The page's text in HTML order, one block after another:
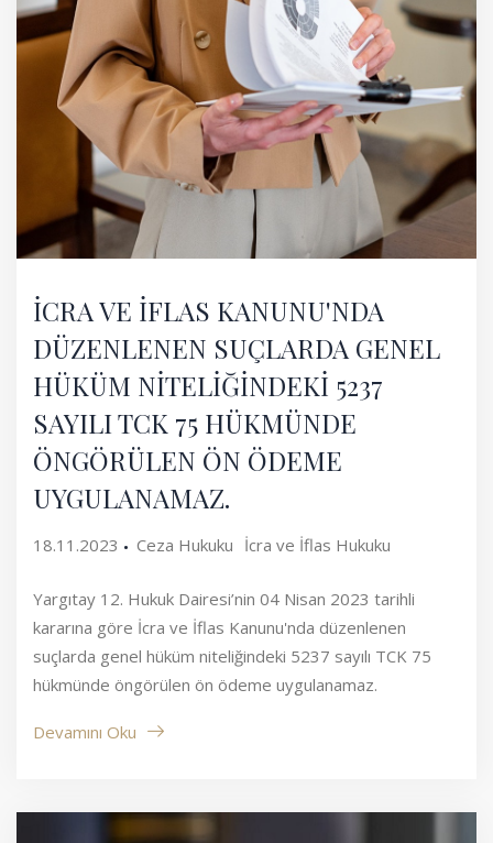
İCRA VE İFLAS KANUNU'NDA
DÜZENLENEN SUÇLARDA GENEL
HÜKÜM NİTELİĞİNDEKİ 5237
SAYILI TCK 75 HÜKMÜNDE
ÖNGÖRÜLEN ÖN ÖDEME
UYGULANAMAZ.
18.11.2023 Ceza Hukuku İcra ve İflas Hukuku
Yargıtay 12. Hukuk Dairesi’nin 04 Nisan 2023 tarihli
kararına göre İcra ve İflas Kanunu'nda düzenlenen
suçlarda genel hüküm niteliğindeki 5237 sayılı TCK 75
hükmünde öngörülen ön ödeme uygulanamaz.
Devamını Oku